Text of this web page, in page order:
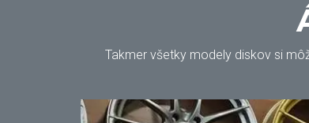
Takmer všetky modely diskov si